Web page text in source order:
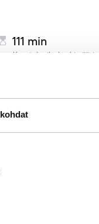
111 min
Kuunteluaika keskimäärin
88 min